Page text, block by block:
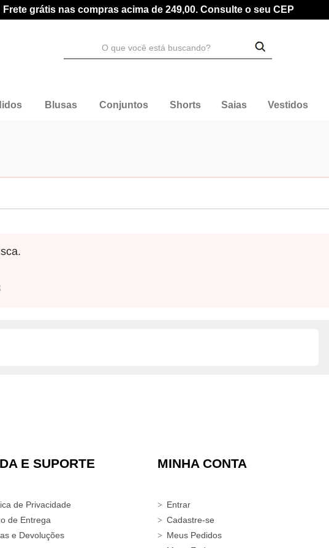
Frete grátis nas compras acima de 249,00. Consulte o seu CEP
Blusas Conjuntos Shorts Saias Vestidos
E SUPORTE
de Privacidade
de Entrega
e Devoluções
MINHA CONTA
Entrar
Cadastre-se
Meus Pedidos